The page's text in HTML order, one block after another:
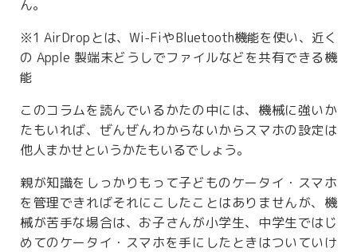
ん。
※1 AirDropとは、Wi-FiやBluetooth機能を使い、近く
の Apple 製端末どうしでファイルなどを共有できる機
能
このコラムを読んでいるかたの中には、機械に強いか
たもいれば、ぜんぜんわからないからスマホの設定は
他人まかせというかたもいるでしょう。
親が知識をしっかりもって子どものケータイ・スマホ
を管理できればそれにこしたことはありませんが、機
械が苦手な場合は、お子さんが小学生、中学生ではじ
めてのケータイ・スマホを手にしたときはついていけ